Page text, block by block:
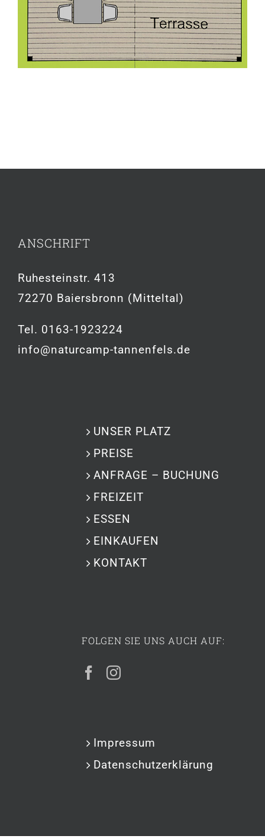
ANSCHRIFT
Ruhesteinstr. 413
72270 Baiersbronn (Mitteltal)
Tel. 0163-1923224
info@naturcamp-tannenfels.de
UNSER PLATZ
PREISE
ANFRAGE – BUCHUNG
FREIZEIT
ESSEN
EINKAUFEN
KONTAKT
FOLGEN SIE UNS AUCH AUF:
Impressum
Datenschutzerklärung